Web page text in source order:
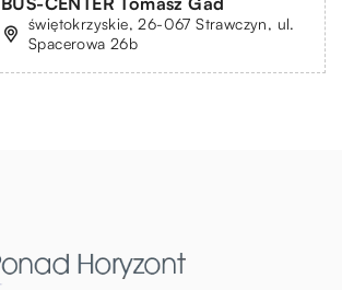
świętokrzyskie, 26-067 Strawczyn, ul.
Spacerowa 26b